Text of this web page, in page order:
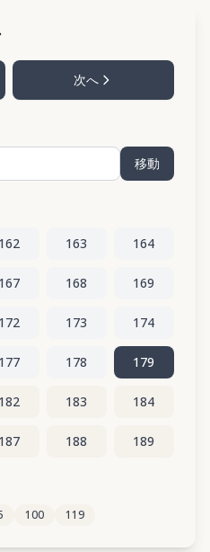
次へ
移動
162 163 164
167 168 169
172 173 174
177 178 179
182 183 184
187 188 189
198
100 119